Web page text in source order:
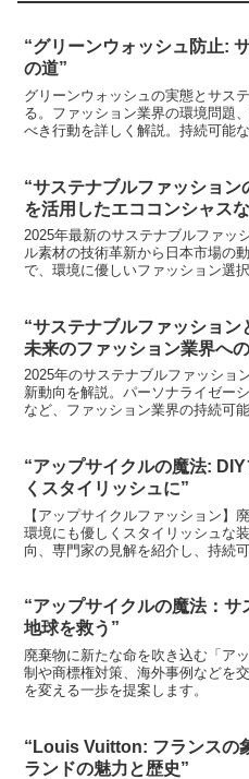
“グリーンウォッシュ防止:
の道”
グリーンウォッシュの実態とサス
る。ファッション業界の環境問題
べき行動を詳しく解説。持続可能
“サステナブルファッショ
を活用したエココンシャス
2025年最新のサステナブルファッ
ル素材の技術革新から日本市場の
で、環境に優しいファッション選
“サステナブルファッショ
未来のファッション業界へ
2025年のサステナブルファッショ
新動向を解説。パーソナライゼー
など、ファッション業界の持続可
“アップサイクルの魔法:
くスタイリッシュに”
【アップサイクルファッション】
環境にも優しくスタイリッシュな
向、専門家の見解を紹介し、持続
“アップサイクルの魔法：
地球を救う”
廃棄物に新たな命を吹き込む「ア
制や商標権対策、海外事例などを
を変える一歩を提案します。
“Louis Vuitton: フランスの
ランドの魅力と歴史”